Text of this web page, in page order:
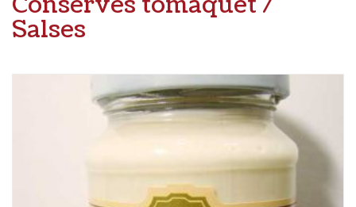
Salses